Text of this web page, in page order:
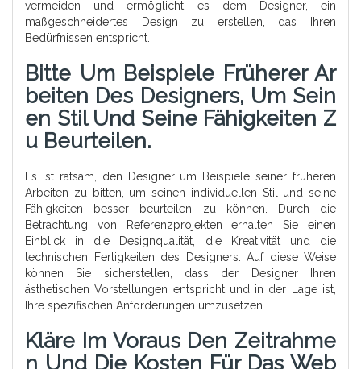
vermeiden und ermöglicht es dem Designer, ein
maßgeschneidertes Design zu erstellen, das Ihren
Bedürfnissen entspricht.
Bitte Um Beispiele Früherer Ar
Beiten Des Designers, Um Sein
En Stil Und Seine Fähigkeiten Z
U Beurteilen.
Es ist ratsam, den Designer um Beispiele seiner früheren
Arbeiten zu bitten, um seinen individuellen Stil und seine
Fähigkeiten besser beurteilen zu können. Durch die
Betrachtung von Referenzprojekten erhalten Sie einen
Einblick in die Designqualität, die Kreativität und die
technischen Fertigkeiten des Designers. Auf diese Weise
können Sie sicherstellen, dass der Designer Ihren
ästhetischen Vorstellungen entspricht und in der Lage ist,
Ihre spezifischen Anforderungen umzusetzen.
Kläre Im Voraus Den Zeitrahme
N Und Die Kosten Für Das Web